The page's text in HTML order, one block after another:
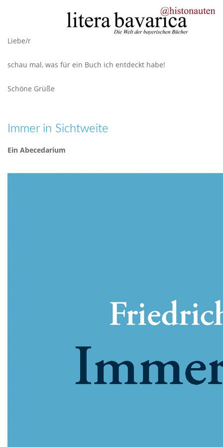
Liebe/r
schau mal, was für ein Buch ich entdeckt habe!
Schöne Grüße
Immer in Sichtweite
Ein Abecedarium